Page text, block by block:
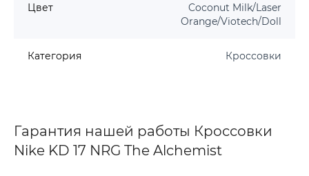
Цвет
Coconut Milk/Laser
Orange/Viotech/Doll
Категория Кроссовки
Гарантия нашей работы Кроссовки
Nike KD 17 NRG The Alchemist